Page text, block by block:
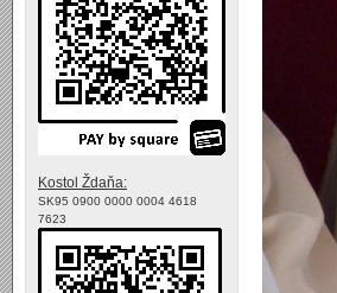
Kostol Ždaňa:
SK95 0900 0000 0004 4618
7623